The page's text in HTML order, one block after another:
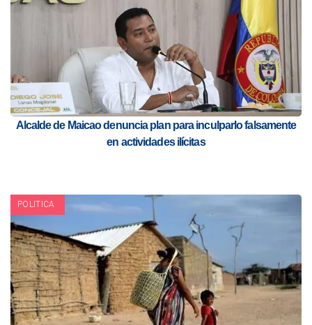
Alcalde de Maicao denuncia plan para inculparlo falsamente
en actividades ilícitas
POLITICA